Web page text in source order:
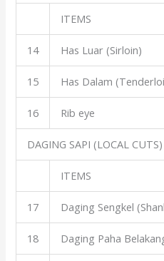
ITEMS
14 Has Luar (Sirloin)
15 Has Dalam
16 Rib eye
DAGING SAPI (LOCAL CUTS)
ITEMS
17 Daging Sengkel
18 Daging Paha